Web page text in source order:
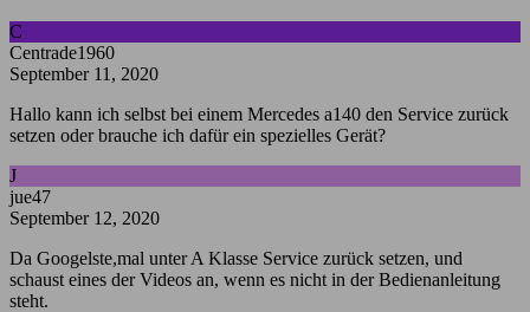
C
Centrade1960
September 11, 2020
Hallo kann ich selbst bei einem Mercedes a140 den Service zurück
setzen oder brauche ich dafür ein spezielles Gerät?
J
jue47
September 12, 2020
Da Googelste,mal unter A Klasse Service zurück setzen, und
schaust eines der Videos an, wenn es nicht in der Bedienanleitung
steht.